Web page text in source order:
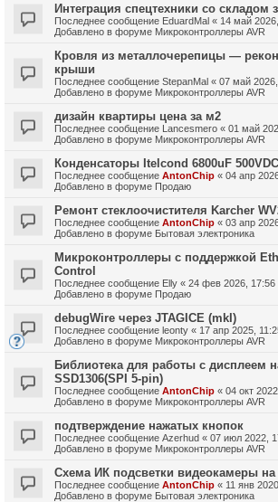
Интеграция спецтехники со складом
Последнее сообщение EduardMal « 14 май
Добавлено в форуме Микроконтроллеры AVR
Кровля из металлочерепицы —
крыши
Последнее сообщение StepanMal « 07 май
Добавлено в форуме Микроконтроллеры AVR
дизайн квартиры цена за м2
Последнее сообщение Lancesmero « 01 май
Добавлено в форуме Микроконтроллеры AVR
Конденсаторы Itelcond 6800uF 500VDC
Последнее сообщение AntonChip « 04 апр
Добавлено в форуме Продаю
Ремонт стеклоочистителя Karcher
Последнее сообщение AntonChip « 03 апр
Добавлено в форуме Бытовая электроника
Микроконтроллеры с поддержкой
Control
Последнее сообщение Elly « 24 фев 2026, 17:56
Добавлено в форуме Продаю
debugWire через JTAGICE (mkI)
Последнее сообщение leonty « 17 апр 2025,
Добавлено в форуме Микроконтроллеры AVR
Библиотека для работы с дисплеем
SSD1306(SPI 5-pin)
Последнее сообщение AntonChip « 04 окт
Добавлено в форуме Микроконтроллеры AVR
подтверждение нажатых кнопок
Последнее сообщение Azerhud « 07 июл 2022,
Добавлено в форуме Микроконтроллеры AVR
Схема ИК подсветки видеокамеры на
Последнее сообщение AntonChip « 11 янв
Добавлено в форуме Бытовая электроника